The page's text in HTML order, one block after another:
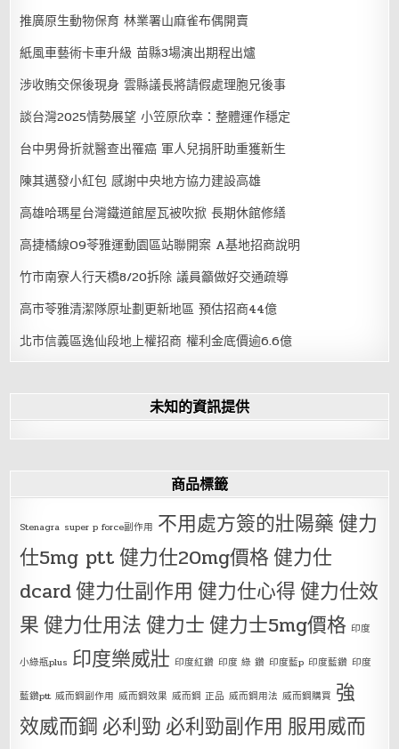
推廣原生動物保育 林業署山麻雀布偶開賣
紙風車藝術卡車升級 苗縣3場演出期程出爐
涉收賄交保後現身 雲縣議長將請假處理胞兄後事
談台灣2025情勢展望 小笠原欣幸：整體運作穩定
台中男骨折就醫查出罹癌 軍人兒捐肝助重獲新生
陳其邁發小紅包 感謝中央地方協力建設高雄
高雄哈瑪星台灣鐵道館屋瓦被吹掀 長期休館修繕
高捷橘線O9苓雅運動園區站聯開案 A基地招商說明
竹市南寮人行天橋8/20拆除 議員籲做好交通疏導
高市苓雅清潔隊原址劃更新地區 預估招商44億
北市信義區逸仙段地上權招商 權利金底價逾6.6億
未知的資訊提供
商品標籤
Stenagra super p force副作用 不用處方簽的壯陽藥健力
仕5mg ptt健力仕20mg價格健力仕
dcard健力仕副作用 健力仕心得健力仕效
果健力仕用法健力士健力士5mg價格 印度
小綠瓶plus 印度樂威壯 印度紅鑽 印度 綠 鑽 印度藍p 印度藍鑽 印度
藍鑽ptt 威而鋼副作用 威而鋼效果 威而鋼 正品 威而鋼用法 威而鋼購買 強
效威而鋼 必利勁 必利勁副作用 服用威而